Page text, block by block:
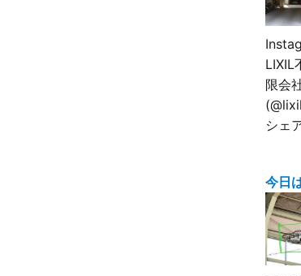
LIXIL
限会
シェ
今日